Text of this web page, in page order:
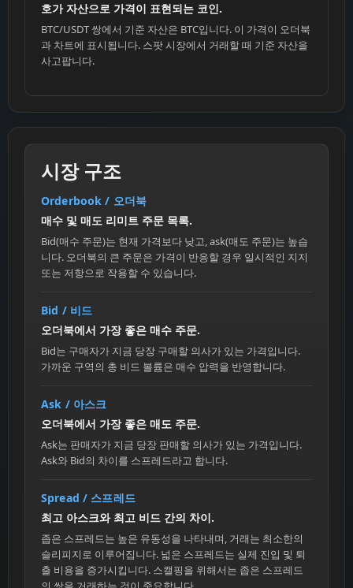
호가 자산으로 가격이 표현되는 코인.
BTC/USDT 쌍에서 기준 자산은 BTC입니다. 이 가격이 오더북
과 차트에 표시됩니다. 스팟 시장에서 거래할 때 기준 자산을
사고팝니다.
시장 구조
Orderbook / 오더북
매수 및 매도 리미트 주문 목록.
Bid(매수 주문)는 현재 가격보다 낮고, ask(매도 주문)는 높습
니다. 오더북의 큰 주문은 가격이 반응할 경우 일시적인 지지
또는 저항으로 작용할 수 있습니다.
Bid / 비드
오더북에서 가장 좋은 매수 주문.
Bid는 구매자가 지금 당장 구매할 의사가 있는 가격입니다.
가까운 구역의 총 비드 볼륨은 매수 압력을 반영합니다.
Ask / 아스크
오더북에서 가장 좋은 매도 주문.
Ask는 판매자가 지금 당장 판매할 의사가 있는 가격입니다.
Ask와 Bid의 차이를 스프레드라고 합니다.
Spread / 스프레드
최고 아스크와 최고 비드 간의 차이.
좁은 스프레드는 높은 유동성을 나타내며, 거래는 최소한의
슬리피지로 이루어집니다. 넓은 스프레드는 실제 진입 및 퇴
출 비용을 증가시킵니다. 스캘핑을 위해서는 좁은 스프레드